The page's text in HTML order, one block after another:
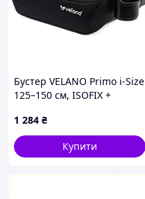
Бустер VELANO Primo i-Size
125–150 см, ISOFIX +
1 284 ₴
Купити